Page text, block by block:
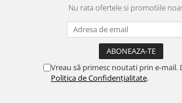
Nu rata ofertele si promotiile
Vreau să primesc noutati prin e-mail.
Politica de Confidențialitate.